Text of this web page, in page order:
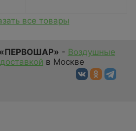
все товары
- Воздушные
в Москве